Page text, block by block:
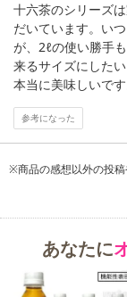
注意事項
※お申込み後のキャ
記載されている内容
にご納得いただき
また、[新たな加工
了により、商品詳
合がございます。
十六茶のシリーズ
だいています。い
が、2ℓの使い勝手
来るサイズにした
本当に美味しいです
参考になった
※商品の感想以外の投
あなたに